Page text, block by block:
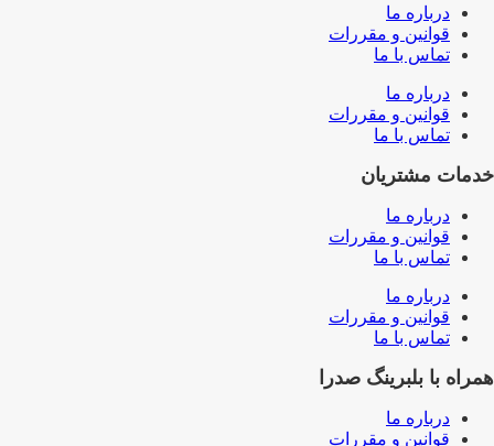
درباره ما
قوانین و مقررات
تماس با ما
درباره ما
قوانین و مقررات
تماس با ما
خدمات مشتریان
درباره ما
قوانین و مقررات
تماس با ما
درباره ما
قوانین و مقررات
تماس با ما
همراه با بلبرینگ صدرا
درباره ما
قوانین و مقررات